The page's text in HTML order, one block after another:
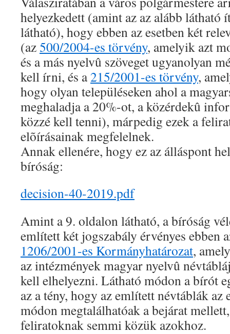
helyezkedett (amint az az alább látható
látható), hogy ebben az esetben két
(az500/2004-es törvény, amelyik azt
és a más nyelvû szöveget ugyanolyan
kell írni, és a215/2001-es törvény,
hogy olyan településeken ahol a
meghaladja a 20%-ot, a közérdekû
közzé kell tenni), márpedig ezek a
elõírásainak megfelelnek.
Annak ellenére, hogy ez az álláspont
bíróság:
decision-40-2019.pdf
Amint a 9. oldalon látható, a bíróság
említett két jogszabály érvényes ebben
1206/2001-es Kormányhatározat,
az intézmények magyar nyelvû
kell elhelyezni. Látható módon a bírót
az a tény, hogy az említett névtáblák
módon megtalálhatóak a bejárat
feliratoknak semmi közük azokhoz.